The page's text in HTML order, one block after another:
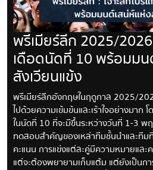
พรีเมียร์ลีก 2025/
เดือดนัดที่ 10 พร้อมมน
สังเวียนแข้ง
พรีเมียร์ลีกอังกฤษในฤดูกาล 2025/
ไปด้วยความเข้มข้นและเร้าใจอย่างมาก
ในนัดที่ 10 ที่จะมีขึ้นระหว่างวันที่ 1-3
ทดสอบสำคัญของเหล่าทีมชั้นนำและทีม
คะแนน การแข่งแต่ละคู่มีความหมายและ
แต่จะต้องพยายามเก็บแต้ม แต่ยังเป็นก